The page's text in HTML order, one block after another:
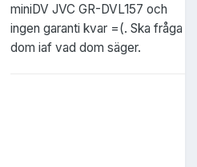
miniDV JVC GR-DVL157 och
ingen garanti kvar =(. Ska fråga
dom iaf vad dom säger.